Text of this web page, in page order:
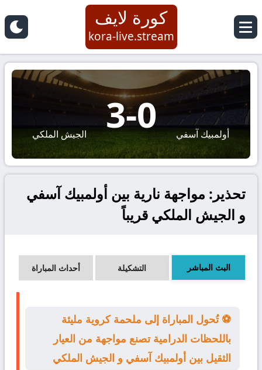
كورة لايف
kora-live.stream
أولمبيك آسفي 0
-
3 الجيش الملكي
تحذير: مواجهة نارية بين أولمبيك آسفي
و الجيش الملكي قريباً
البث المباشر التشكيلة أحداث المباراة
⚽ تُحول المباراة إلى ملحمة كروية مليئة
باللحظات الدرامية تصنع مواجهة من العيار
الثقيل بين أولمبيك آسفي و الجيش الملكي